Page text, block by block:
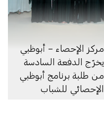
مركز الإحصاء – أبوظبي
يخرّج الدفعة السادسة
من طلبة برنامج أبوظبي
الإحصائي للشباب